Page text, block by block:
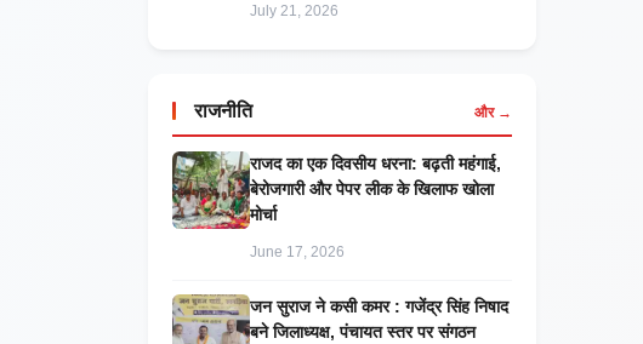
July 21, 2026
राजनीति और →
राजद का एक दिवसीय धरना: बढ़ती महंगाई,
बेरोजगारी और पेपर लीक के खिलाफ खोला
मोर्चा
June 17, 2026
जन सुराज ने कसी कमर : गजेंद्र सिंह निषाद
बने जिलाध्यक्ष, पंचायत स्तर पर संगठन